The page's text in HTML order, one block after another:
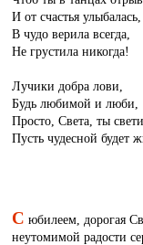
И от счастья улыбалась,
В чудо верила всегда,
Не грустила никогда!
Лучики добра лови,
Будь любимой и люби,
Просто, Света, ты
Пусть чудесной будет
С юбилеем, дорогая
неутомимой радости